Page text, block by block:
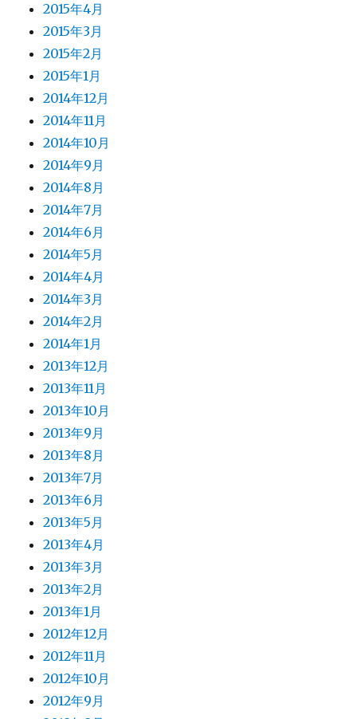
2015年4月
2015年3月
2015年2月
2015年1月
2014年12月
2014年11月
2014年10月
2014年9月
2014年8月
2014年7月
2014年6月
2014年5月
2014年4月
2014年3月
2014年2月
2014年1月
2013年12月
2013年11月
2013年10月
2013年9月
2013年8月
2013年7月
2013年6月
2013年5月
2013年4月
2013年3月
2013年2月
2013年1月
2012年12月
2012年11月
2012年10月
2012年9月